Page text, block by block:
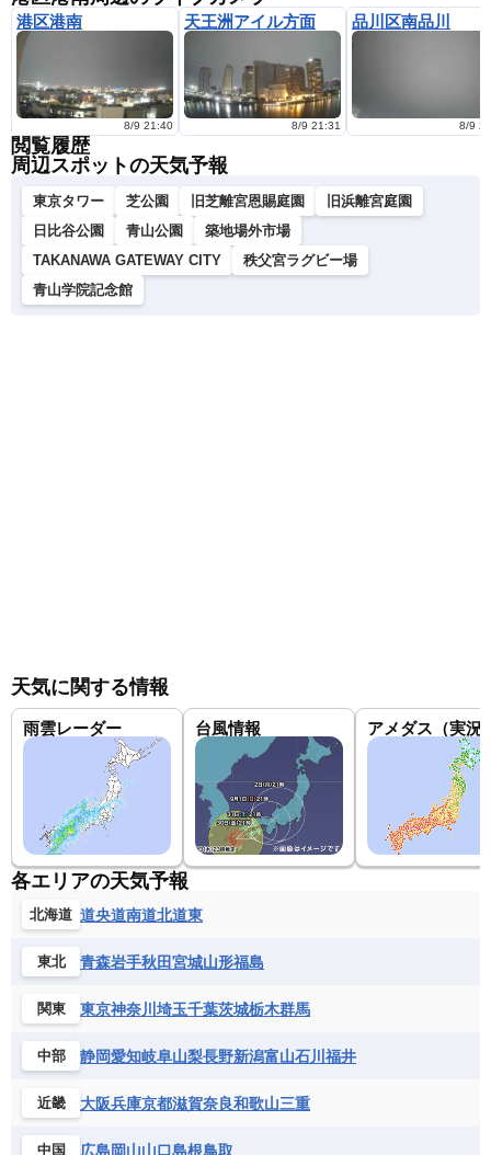
港区港南
8/9 21:40
天王洲アイル方面
8/9 21:31
品川区南品川
8/9
閲覧履歴
周辺スポットの天気予報
東京タワー 芝公園 旧芝離宮恩賜庭園
旧浜離宮庭園
日比谷公園
青山公園
築地場外市場
TAKANAWA GATEWAY CITY
秩父宮ラグビー場
青山学院記念館
天気に関する情報
雨雲レーダー 台風情報 アメダス（実況
各エリアの天気予報
北海道 道央道南道北道東
東北 青森岩手秋田宮城山形福島
関東 東京神奈川 埼玉千葉茨城栃木群馬
中部 静岡愛知岐阜山梨長野新潟富山石川 福井
近畿 大阪兵庫京都滋賀奈良和歌山三重
中国 広島岡山山口島根鳥取